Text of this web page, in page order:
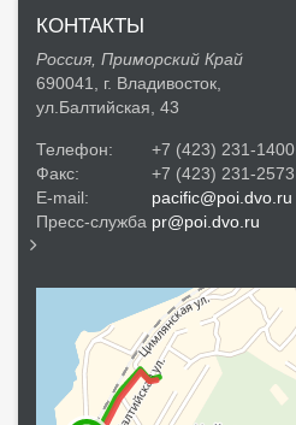
КОНТАКТЫ
Россия, Приморский Край
690041, г. Владивосток,
ул.Балтийская, 43
Телефон:
+7 (423) 231-1400
Факс:
+7 (423) 231-2573
E-mail:
pacific@poi.dvo.ru
Пресс-служба pr@poi.dvo.ru